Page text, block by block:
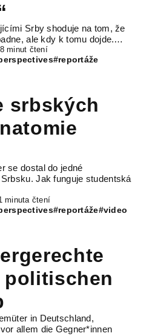
Srby shoduje na tom, že
ale kdy k tomu dojde.…
8 minut čtení
#reportáže
srbských
se dostal do jedné
Jak funguje studentská
minuta čtení
#reportáže#video
politischen
in Deutschland,
allem die Gegner*innen